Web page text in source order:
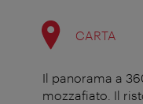
CARTA
Il panorama a
mozzafiato. Il